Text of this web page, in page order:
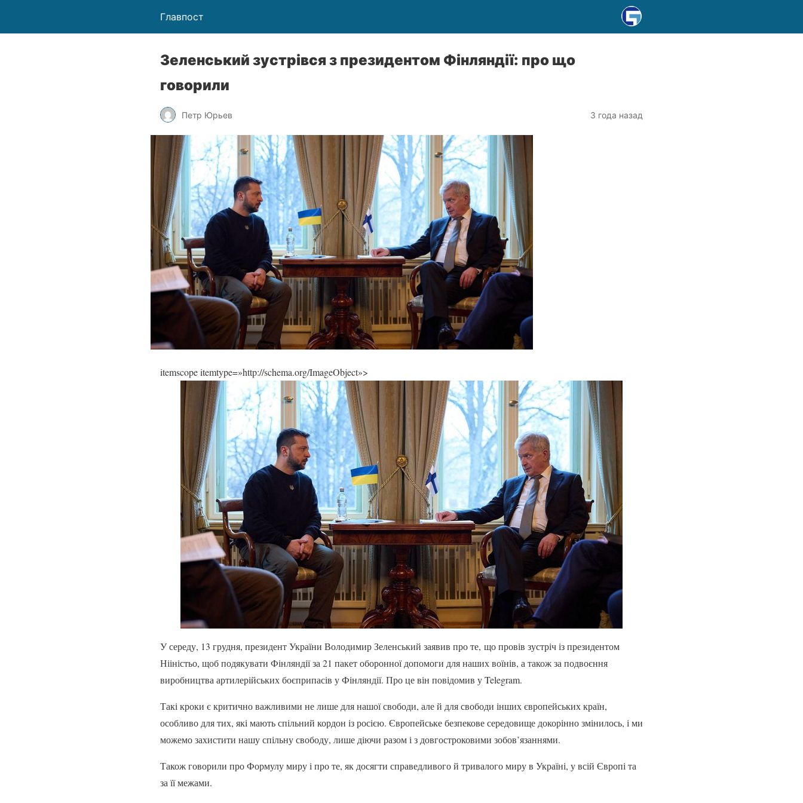
Главпост
Зеленський зустрівся з президентом Фінляндії: про що
говорили
Петр Юрьев 3 года назад
itemscope itemtype=»http://schema.org/ImageObject»>
У середу, 13 грудня, президент України Володимир Зеленський заявив про те, що провів зустріч із президентом
Нііністьо, щоб подякувати Фінляндії за 21 пакет оборонної допомоги для наших воїнів, а також за подвоєння
виробництва артилерійських боєприпасів у Фінляндії. Про це він повідомив у Telegram.
Такі кроки є критично важливими не лише для нашої свободи, але й для свободи інших європейських країн,
особливо для тих, які мають спільний кордон із росією. Європейське безпекове середовище докорінно змінилось, і ми
можемо захистити нашу спільну свободу, лише діючи разом і з довгостроковими зобов’язаннями.
Також говорили про Формулу миру і про те, як досягти справедливого й тривалого миру в Україні, у всій Європі та
за її межами.